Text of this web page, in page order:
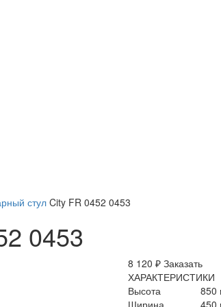
стул City FR 0452 0453
0453
8 120 ₽ Заказать
ХАРАКТЕРИСТИКИ
Высота
850